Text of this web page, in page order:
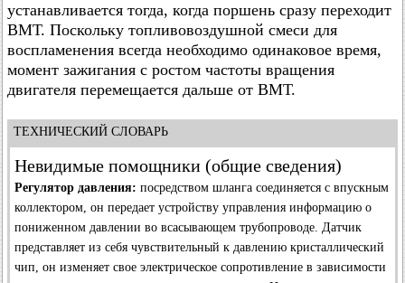
устанавливается тогда, когда поршень сразу переходит
ВМТ. Поскольку топливовоздушной смеси для
воспламенения всегда необходимо одинаковое время,
момент зажигания с ростом частоты вращения
двигателя перемещается дальше от ВМТ.
ТЕХНИЧЕСКИЙ СЛОВАРЬ
Невидимые помощники (общие сведения)
Регулятор давления: посредством шланга соединяется с впускным
коллектором, он передает устройству управления информацию о
пониженном давлении во всасывающем трубопроводе. Датчик
представляет из себя чувствительный к давлению кристаллический
чип, он изменяет свое электрическое сопротивление в зависимости